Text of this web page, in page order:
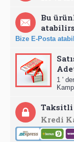
Bu
Bize E-Posta
1 '
Taksitli
Kredi